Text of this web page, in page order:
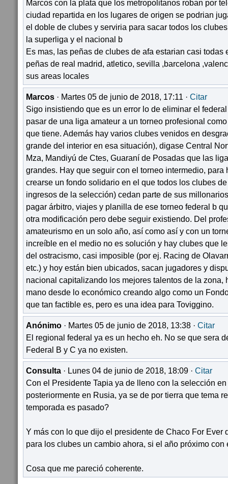
Marcos con la plata que los metropolitanos roban por
ciudad repartida en los lugares de origen se podrian
el doble de clubes y serviria para sacar todos los
la superliga y el nacional b
Es mas, las peñas de clubes de afa estarian casi todas
peñas de real madrid, atletico, sevilla ,barcelona
sus areas locales
Marcos · Martes 05 de junio de 2018, 17:11 · Citar
Sigo insistiendo que es un error lo de eliminar el
pasar de una liga amateur a un torneo profesional
que tiene. Además hay varios clubes venidos en
grande del interior en esa situación), digase Central
Mza, Mandiyú de Ctes, Guaraní de Posadas que las
grandes. Hay que seguir con el torneo intermedio, para
crearse un fondo solidario en el que todos los clubes
ingresos de la selección) cedan parte de sus
pagar árbitro, viajes y planilla de ese torneo federal b
otra modificación pero debe seguir existiendo. Del
amateurismo en un solo año, así como así y con un
increíble en el medio no es solución y hay clubes que
del ostracismo, casi imposible (por ej. Racing de
etc.) y hoy están bien ubicados, sacan jugadores y
nacional capitalizando los mejores talentos de la zona,
mano desde lo económico creando algo como un
que tan factible es, pero es una idea para Toviggino.
Anónimo · Martes 05 de junio de 2018, 13:38 · Citar
El regional federal ya es un hecho eh. No se que sera
Federal B y C ya no existen.
Consulta · Lunes 04 de junio de 2018, 18:09 · Citar
Con el Presidente Tapia ya de lleno con la selección
posteriormente en Rusia, ya se de por tierra que tema
temporada es pasado?
Y más con lo que dijo el presidente de Chaco For Ever
para los clubes un cambio ahora, si el año próximo con
Cosa que me pareció coherente.